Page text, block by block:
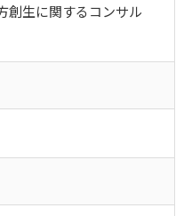
創生に関するコンサル